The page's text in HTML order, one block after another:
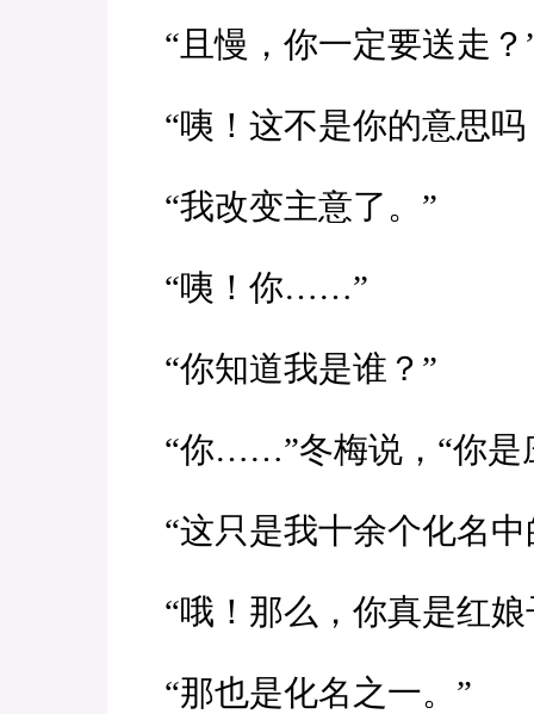
“且慢，你一定要送走？
“咦！这不是你的意思吗
“我改变主意了。”
“咦！你……”
“你知道我是谁？”
“你……”冬梅说，“你
“这只是我十余个化名中
“哦！那么，你真是红娘
“那也是化名之一。”